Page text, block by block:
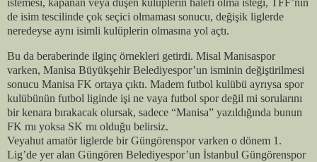
istemesi, kapanan veya düşen kulüplerin halefi olma isteği, TFF’nin
de isim tescilinde çok seçici olmaması sonucu, değişik liglerde
neredeyse aynı isimli kulüplerin olmasına yol açtı.
Bu da beraberinde ilginç örnekleri getirdi. Misal Manisaspor
varken, Manisa Büyükşehir Belediyespor’un isminin değiştirilmesi
sonucu Manisa FK ortaya çıktı. Madem futbol kulübü ayrıysa spor
kulübünün futbol liginde işi ne vaya futbol spor değil mi sorularını
bir kenara bırakacak olursak, sadece “Manisa” yazıldığında bunun
FK mı yoksa SK mı olduğu belirsiz.
Veyahut amatör liglerde bir Güngörenspor varken o dönem 1.
Lig’de yer alan Güngören Belediyespor’un İstanbul Güngörenspor